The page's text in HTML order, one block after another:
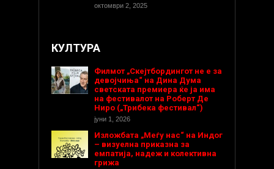
октомври 2, 2025
КУЛТУРА
Филмот „Скејтбордингот не е за
девојчиња“ на Дина Дума
светската премиера ќе ја има
на фестивалот на Роберт Де
Ниро („Трибека фестивал“)
јуни 1, 2026
Изложбата „Меѓу нас“ на Индог
– визуелна приказна за
емпатија, надеж и колективна
грижа